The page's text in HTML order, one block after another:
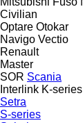
Civilian
Optare Otokar
Navigo Vectio
Renault
Master
SOR Scania
Interlink K-series
Setra
S-series